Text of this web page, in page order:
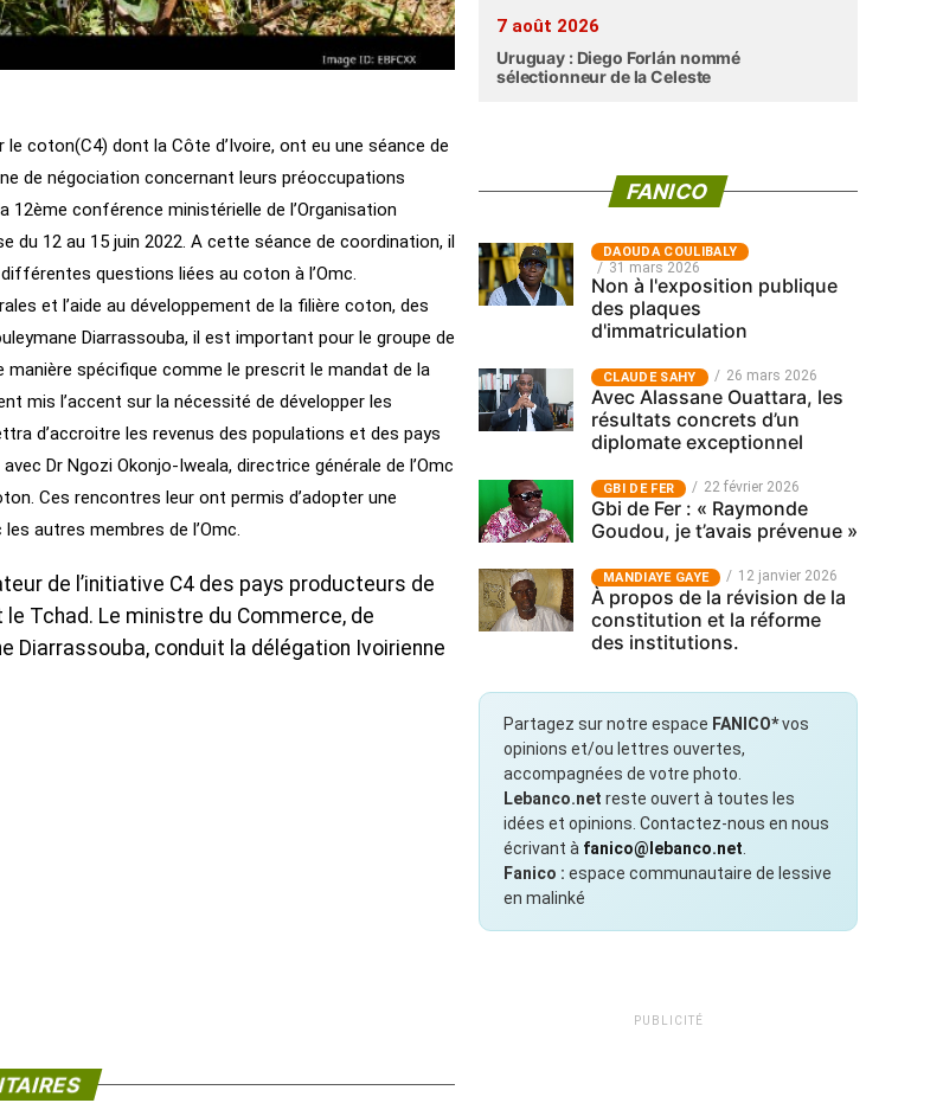
coton(C4) dont la Côte d’Ivoire, ont eu une séance de
de négociation concernant leurs préoccupations
conférence ministérielle de l’Organisation
du 12 au 15 juin 2022. A cette séance de coordination, il
questions liées au coton à l’Omc.
et l’aide au développement de la filière coton, des
Diarrassouba, il est important pour le groupe de
spécifique comme le prescrit le mandat de la
mis l’accent sur la nécessité de développer les
d’accroitre les revenus des populations et des pays
Dr Ngozi Okonjo-Iweala, directrice générale de l’Omc
Ces rencontres leur ont permis d’adopter une
autres membres de l’Omc.
de l’initiative C4 des pays producteurs de
le Tchad. Le ministre du Commerce, de
Diarrassouba, conduit la délégation Ivoirienne
7 août 2026
Uruguay : Diego Forlán nommé
sélectionneur de la Celeste
FANICO
‎DAOUDA COULIBALY
31 mars 2026
Non à l'exposition publique
des plaques
d'immatriculation
CLAUDE SAHY 26 mars 2026
Avec Alassane Ouattara, les
résultats concrets d’un
diplomate exceptionnel
GBI DE FER 22 février 2026
Gbi de Fer : « Raymonde
Goudou, je t’avais prévenue »
MANDIAYE GAYE 12 janvier 2026
À propos de la révision de la
constitution et la réforme
des institutions.
Partagez sur notre espace FANICO*vos
opinions et/ou lettres ouvertes,
accompagnées de votre photo.
Lebanco.net reste ouvert à toutes les
idées et opinions. Contactez-nous en nous
écrivant à fanico@lebanco.net
Fanico : espace communautaire de lessive
en malinké
PUBLICITÉ